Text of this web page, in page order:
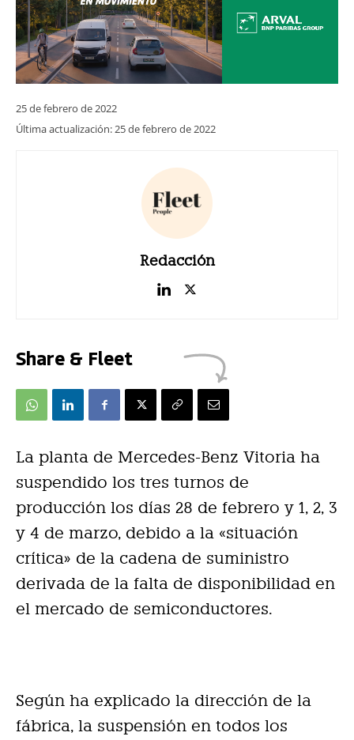
25 de febrero de 2022
Última actualización:25 de febrero de 2022
Redacción
Share & Fleet
La planta de Mercedes-Benz Vitoria ha
suspendido los tres turnos de
producción los días 28 de febrero y 1, 2, 3
y 4 de marzo, debido a la «situación
crítica» de la cadena de suministro
derivada de la falta de disponibilidad en
el mercado de semiconductores.
Según ha explicado la dirección de la
fábrica, la suspensión en todos los